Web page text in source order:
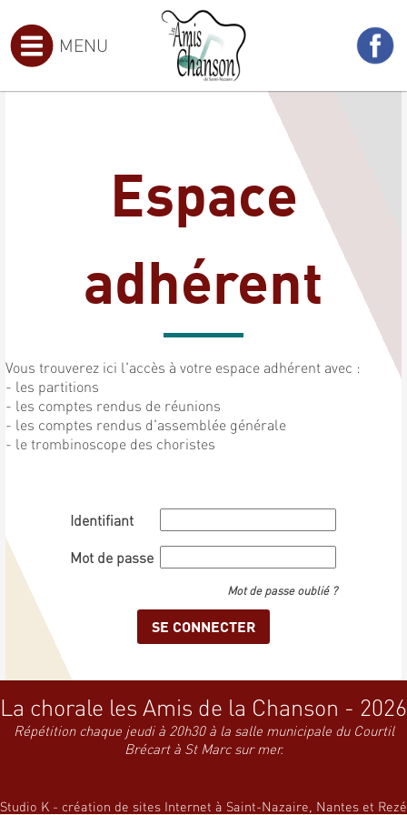
MENU
Espace
adhérent
Vous trouverez ici l'accès à votre espace adhérent avec :
- les partitions
- les comptes rendus de réunions
- les comptes rendus d'assemblée générale
- le trombinoscope des choristes
Identifiant
Mot de passe
Mot de passe oublié ?
La chorale les Amis de la Chanson - 2026
Répétition chaque jeudi à 20h30 à la salle municipale du Courtil
Brécart à St Marc sur mer.
Studio K - création de sites Internet à Saint-Nazaire, Nantes et Rezé